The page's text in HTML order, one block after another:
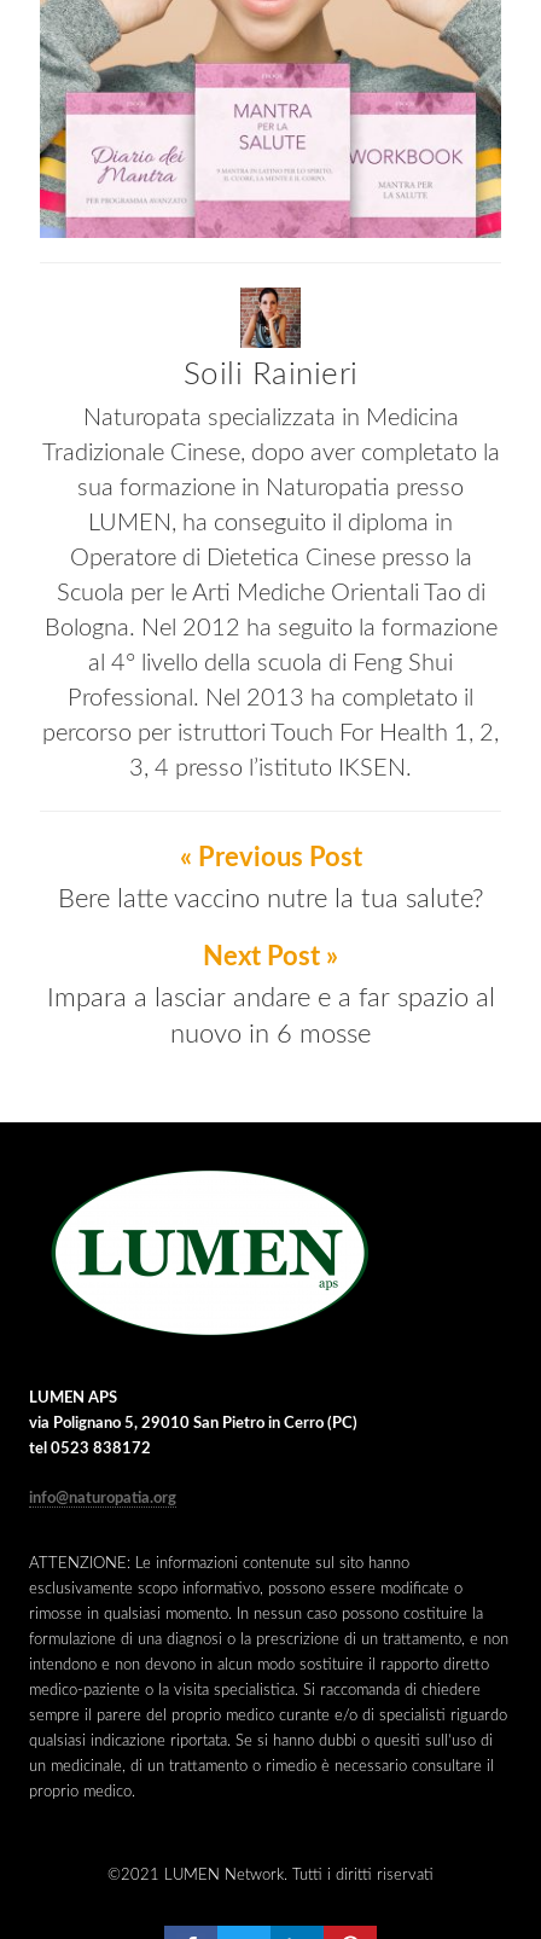
Soili Rainieri
Naturopata specializzata in Medicina
Tradizionale Cinese, dopo aver completato la
sua formazione in Naturopatia presso
LUMEN, ha conseguito il diploma in
Operatore di Dietetica Cinese presso la
Scuola per le Arti Mediche Orientali Tao di
Bologna. Nel 2012 ha seguito la formazione
al 4° livello della scuola di Feng Shui
Professional. Nel 2013 ha completato il
percorso per istruttori Touch For Health 1, 2,
3, 4 presso l’istituto IKSEN.
« Previous Post
Bere latte vaccino nutre la tua salute?
Next Post »
Impara a lasciar andare e a far spazio al
nuovo in 6 mosse
LUMEN APS
via Polignano 5, 29010 San Pietro in Cerro (PC)
tel 0523 838172
info@naturopatia.org
ATTENZIONE: Le informazioni contenute sul sito hanno
esclusivamente scopo informativo, possono essere modificate o
rimosse in qualsiasi momento. In nessun caso possono costituire la
formulazione di una diagnosi o la prescrizione di un trattamento, e non
intendono e non devono in alcun modo sostituire il rapporto diretto
medico-paziente o la visita specialistica. Si raccomanda di chiedere
sempre il parere del proprio medico curante e/o di specialisti riguardo
qualsiasi indicazione riportata. Se si hanno dubbi o quesiti sull’uso di
un medicinale, di un trattamento o rimedio è necessario consultare il
proprio medico.
©2021 LUMEN Network. Tutti i diritti riservati